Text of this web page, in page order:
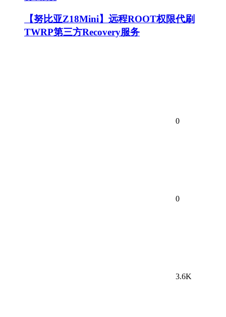
【努比亚Z18Mini】远程ROOT权限代刷
TWRP第三方Recovery服务
0
0
3.6K